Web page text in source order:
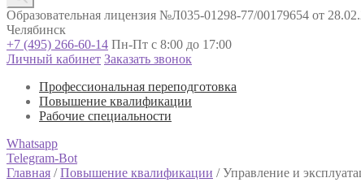
Образовательная лицензия №Л035-01298-77/00179654 от
Челябинск
+7 (495) 266-60-14 Пн-Пт с 8:00 до 17:00
Личный кабинет Заказать звонок
Профессиональная переподготовка
Повышение квалификации
Рабочие специальности
Whatsapp
Telegram-Bot
Главная /Повышение квалификации /Управление и